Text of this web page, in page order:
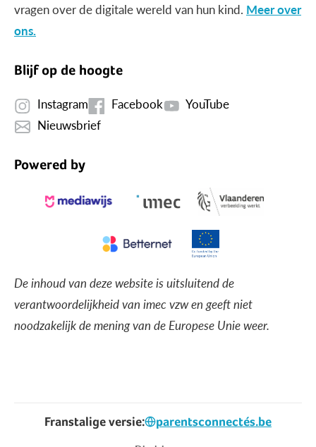
vragen over de digitale wereld van hun kind. Meer over
ons.
Blijf op de hoogte
Instagram Facebook
YouTube
Nieuwsbrief
Powered by
De inhoud van deze website is uitsluitend de
verantwoordelijkheid van imec vzw en geeft niet
noodzakelijk de mening van de Europese Unie weer.
Franstalige versie: parentsconnectés.be